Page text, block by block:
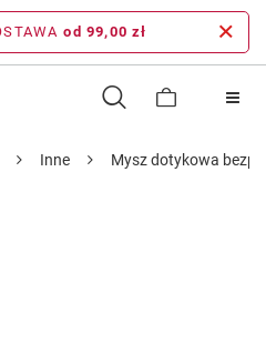
od 99,00 zł
Inne Mysz dotykowa